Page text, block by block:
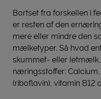
Bortset fra forskellen i
er resten af den
mere eller mindre den
mælketyper. Så hvad
skummet- eller
næringsstoffer:
(riboflavin), vitamin B12